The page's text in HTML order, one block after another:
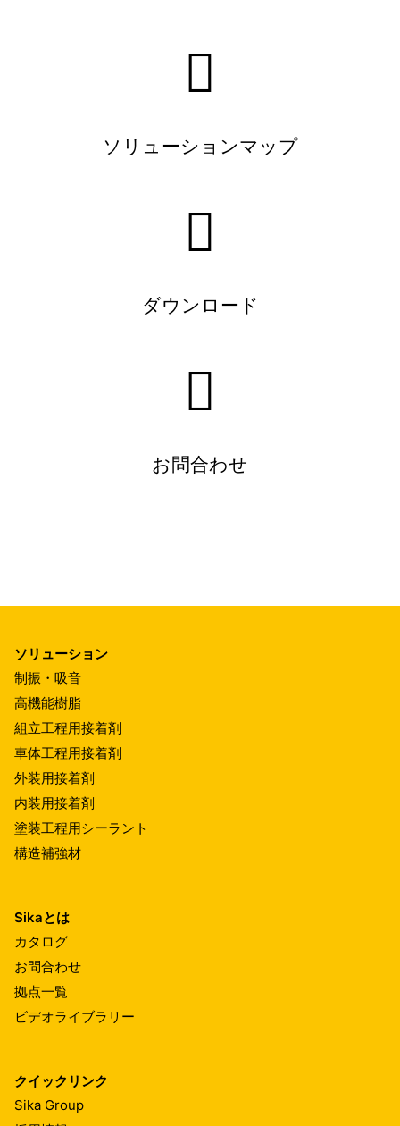
ソリューションマップ
ダウンロード
お問合わせ
ソリューション
制振・吸音
高機能樹脂
組立工程用接着剤
車体工程用接着剤
外装用接着剤
内装用接着剤
塗装工程用シーラント
構造補強材
Sikaとは
カタログ
お問合わせ
拠点一覧
ビデオライブラリー
クイックリンク
Sika Group